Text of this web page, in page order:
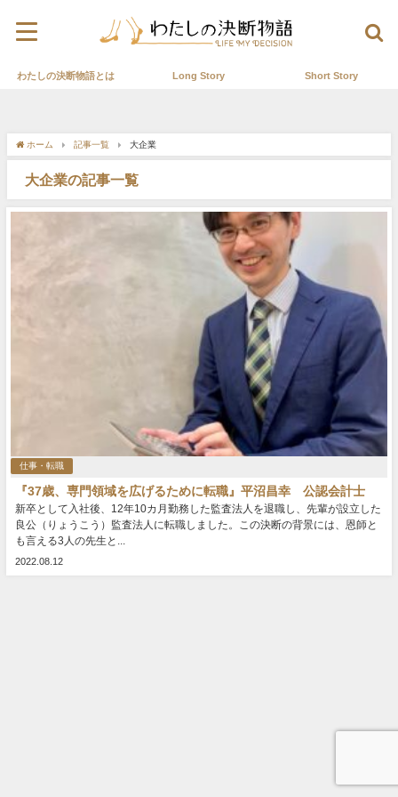
わたしの決断物語とは Long Story Short Story
ホーム 記事一覧 大企業
大企業の記事一覧
仕事・転職
『37歳、専門領域を広げるために転職』平沼昌幸 公認会計士
新卒として入社後、12年10カ月勤務した監査法人を退職し、先輩が設立した
良公（りょうこう）監査法人に転職しました。この決断の背景には、恩師と
も言える3人の先生と...
2022.08.12